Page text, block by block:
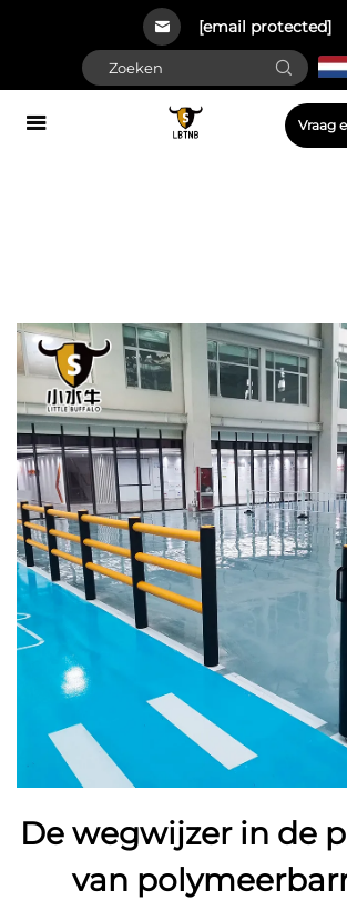
[email protected]
Vraag
De wegwijzer in de
van